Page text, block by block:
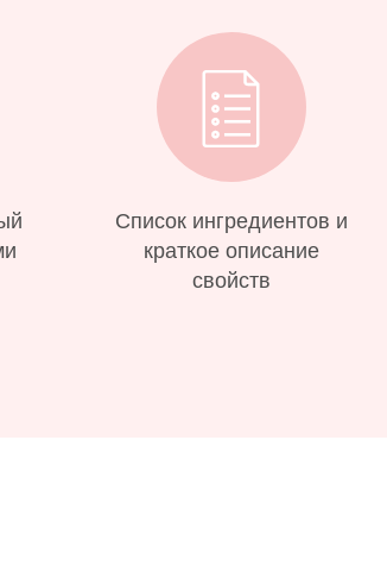
Список ингредиентов и
краткое описание
свойств